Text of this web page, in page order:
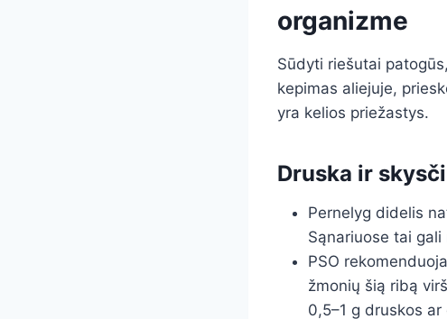
organizme
Sūdyti riešutai
kepimas aliejuje,
yra kelios priežastys.
Druska ir
Pernelyg didelis
Sąnariuose tai
PSO
žmonių šią ribą
0,5–1 g druskos ar